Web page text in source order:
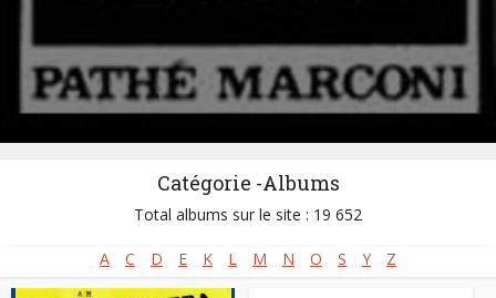
Catégorie -Albums
Total albums sur le site : 19 652
A C D E K L M N O S Y Z